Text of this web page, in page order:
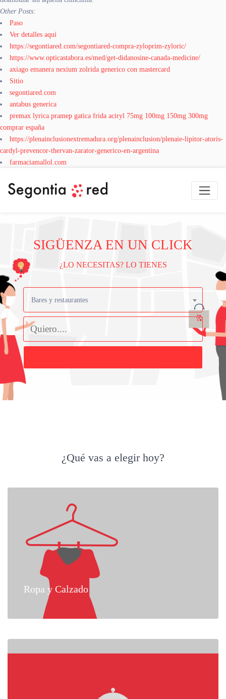
Other Posts:
Paso
Ver detalles aquí
https://segontiared.com/segontiared-compra-zyloprim-zyloric/
https://www.opticastabora.es/med/get-didanosine-canada-medicine/
axiago emanera nexium zolrida generico con mastercard
Sitio
segontiared.com
antabus generica
premax lyrica pramep gatica frida aciryl 75mg 100mg 150mg 300mg
comprar españa
https://plenainclusionextremadura.org/plenainclusion/plenaie-lipitor-atoris-
cardyl-prevencor-thervan-zarator-generico-en-argentina
farmaciamallol.com
SIGÜENZA EN UN CLICK
¿LO NECESITAS? LO TIENES
Bares y restaurantes
¿Qué vas a elegir hoy?
Ropa y Calzado